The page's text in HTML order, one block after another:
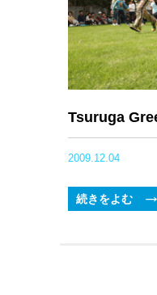
Tsuruga
2009.12.04
続きをよむ